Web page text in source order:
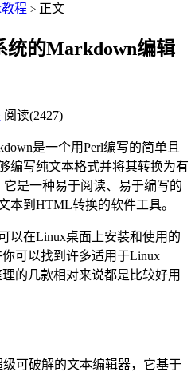
程 > 正文
统的Markdown编辑
阅读(2427)
是一个用Perl编写的简单且
编写纯文本格式并将其转换为有
是一种易于阅读、易于编写的
本到HTML转换的软件工具。
以在Linux桌面上安装和使用的
可以找到许多适用于Linux
的几款相对来说都是比较好用
可破解的文本编辑器，它基于